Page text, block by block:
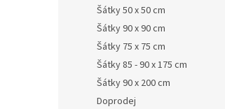
Šátky 50 x 50 cm
Šátky 90 x 90 cm
Šátky 75 x 75 cm
Šátky 85 - 90 x 175 cm
Šátky 90 x 200 cm
Doprodej